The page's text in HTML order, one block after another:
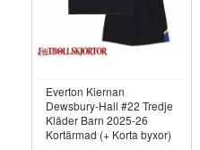
Everton Kiernan
Dewsbury-Hall #22 Tredje
Kläder Barn 2025-26
Kortärmad (+ Korta byxor)